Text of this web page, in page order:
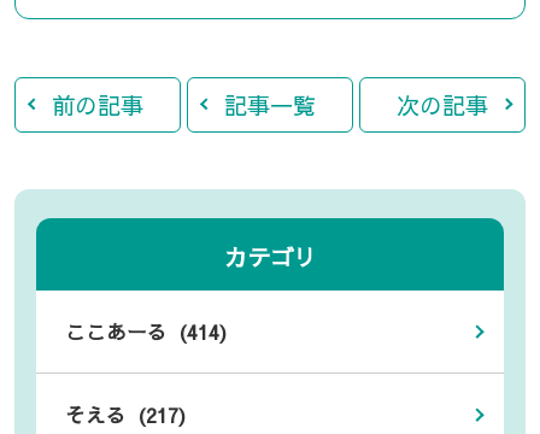
前の記事 記事一覧 次の記事
カテゴリ
ここあーる (414)
そえる (217)